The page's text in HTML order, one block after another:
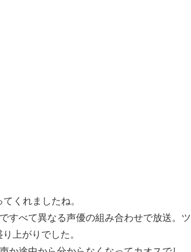
くれましたね。
すべて異なる声優の組み合わせで放送。ツ
上がりでした。